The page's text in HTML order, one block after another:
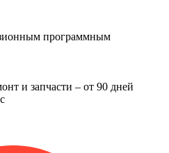
программным
и запчасти – от 90 дней